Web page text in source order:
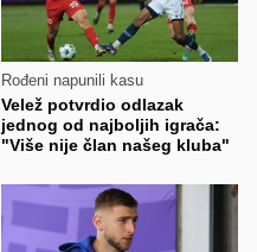
Rođeni napunili kasu
Velež potvrdio odlazak
jednog od najboljih igrača:
"Više nije član našeg kluba"